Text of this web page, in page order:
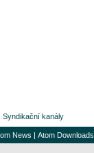
Syndikační kanály
News | Atom Downloads